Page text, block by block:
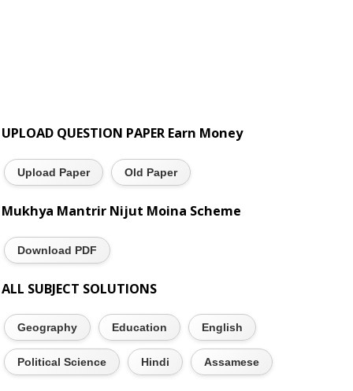
UPLOAD QUESTION PAPER Earn Money
Upload Paper Old Paper
Mukhya Mantrir Nijut Moina Scheme
Download PDF
ALL SUBJECT SOLUTIONS
Geography Education English
Political Science Hindi Assamese